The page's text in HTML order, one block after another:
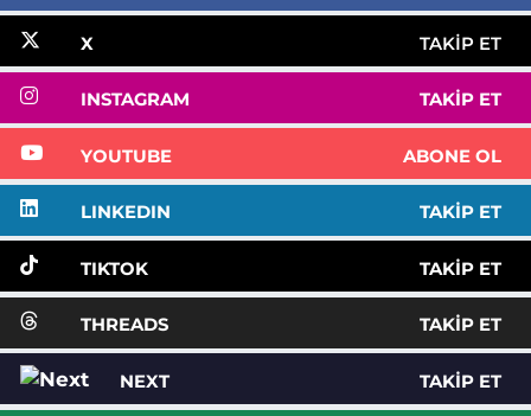
X TAKIP ET
INSTAGRAM TAKIP ET
YOUTUBE ABONE OL
LINKEDIN TAKIP ET
TIKTOK TAKIP ET
THREADS TAKIP ET
NEXT TAKIP ET